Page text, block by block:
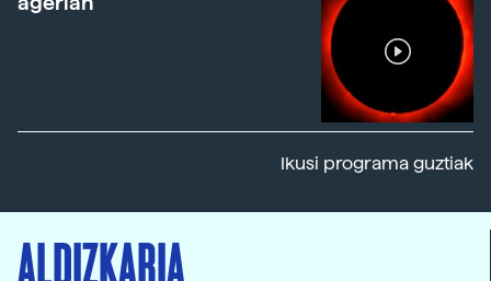
Ikusi programa guztiak
ALDIZKARIA